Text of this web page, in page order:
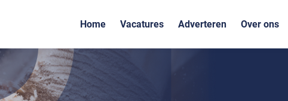
Home Vacatures Adverteren Over ons